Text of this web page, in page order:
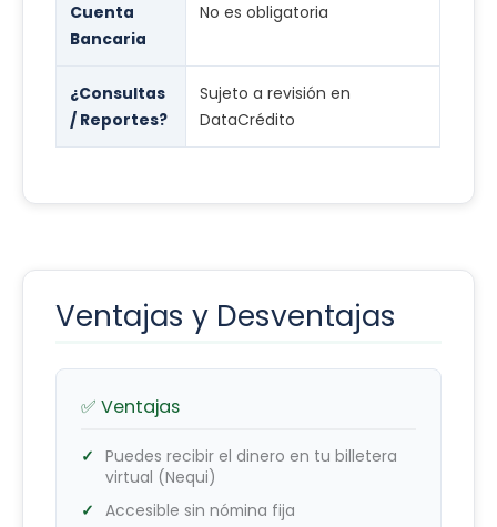
Cuenta
Bancaria
No es obligatoria
¿Consultas
/ Reportes?
Sujeto a revisión en
DataCrédito
Ventajas y Desventajas
✅ Ventajas
Puedes recibir el dinero en tu billetera
virtual (Nequi)
Accesible sin nómina fija